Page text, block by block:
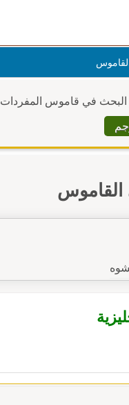
البحث في قاموس المفردات
القاموس